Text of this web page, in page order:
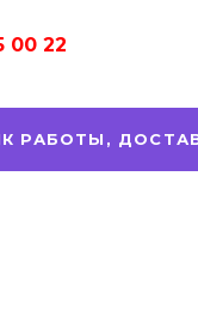
00 22
РАБОТЫ,